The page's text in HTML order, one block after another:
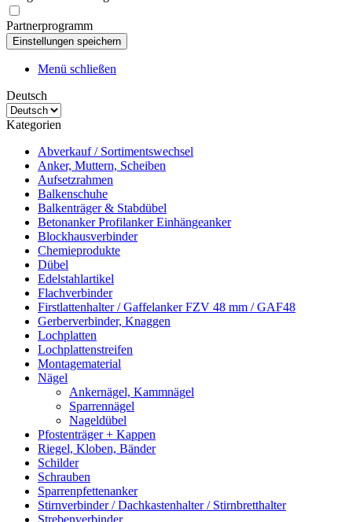
Partnerprogramm
Menü schließen
Deutsch
Kategorien
Abverkauf / Sortimentswechsel
Anker, Muttern, Scheiben
Aufsetzrahmen
Balkenschuhe
Balkenträger & Stabdübel
Betonanker Profilanker Einhängeanker
Blockhausverbinder
Chemieprodukte
Dübel
Edelstahlartikel
Flachverbinder
Firstlattenhalter / Gaffelanker FZV 48 mm / GAF48
Gerberverbinder, Knaggen
Lochplatten
Lochplattenstreifen
Montagematerial
Nägel
Ankernägel, Kammnägel
Sparrennägel
Nageldübel
Pfostenträger + Kappen
Riegel, Kloben, Bänder
Schilder
Schrauben
Sparrenpfettenanker
Stirnverbinder / Dachkastenhalter / Stirnbretthalter
Strebenverbinder